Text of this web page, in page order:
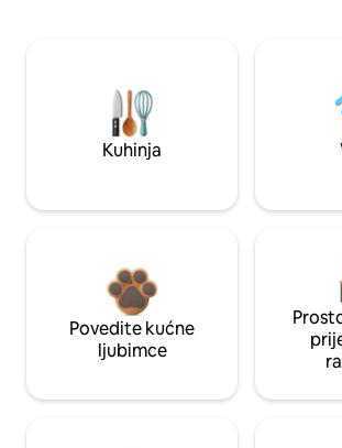
Kuhinja
Povedite kućne
ljubimce